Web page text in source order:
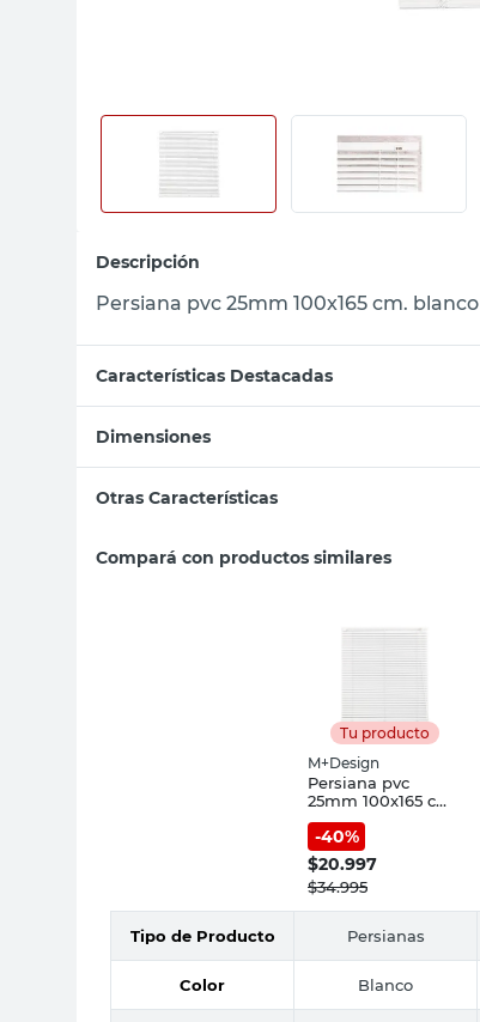
Descripción
Persiana pvc 25mm 100x165 cm. blanco
Características Destacadas
Dimensiones
Otras Características
Compará con productos similares
Tu producto
M+Design
Persiana pvc
25mm 100x165 cm.
blanco
-40%
$20.997
$34.995
Tipo de Producto Persianas
Color Blanco